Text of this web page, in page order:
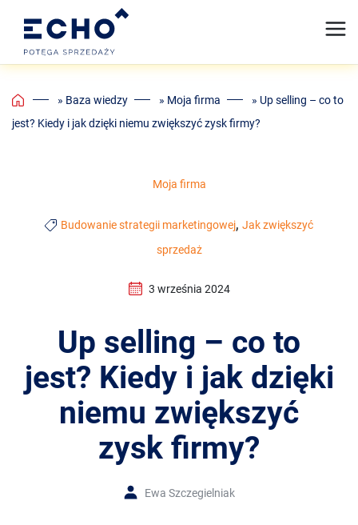
Home » Baza wiedzy » Moja firma » Up selling – co to
jest? Kiedy i jak dzięki niemu zwiększyć zysk firmy?
Moja firma
Budowanie strategii marketingowej, Jak zwiększyć
sprzedaż
3 września 2024
Up selling – co to
jest? Kiedy i jak dzięki
niemu zwiększyć
zysk firmy?
Ewa Szczegielniak